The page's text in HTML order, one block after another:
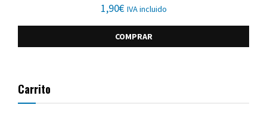
1,90€ IVA incluido
COMPRAR
Carrito